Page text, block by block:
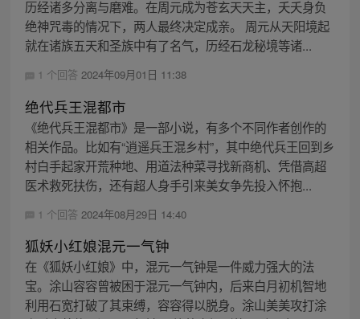
历经诸多分离与磨难。在周元成为苍玄天天主，夭夭身负
绝神咒毒的情况下，两人最终决定成亲。 周元从天阳境起
就在诸族五天和圣族中有了名气，历经石龙秘境等诸...
1 个回答 2024年09月01日 11:38
绝代兵王混都市
《绝代兵王混都市》是一部小说，有多个不同作者创作的
相关作品。比如有“逍遥兵王混乡村”，其中绝代兵王回到乡
村白手起家开荒种地、用道法种菜寻找新商机、凭借高超
医术救死扶伤，还有超人身手引来美女争先投入怀抱...
1 个回答 2024年08月29日 14:40
狐妖小红娘混元一气钟
在《狐妖小红娘》中，混元一气钟是一件威力强大的法
宝。涂山容容曾被困于混元一气钟内，后来白月初机智地
利用石宽打破了其束缚，容容得以脱身。涂山美美攻打涂